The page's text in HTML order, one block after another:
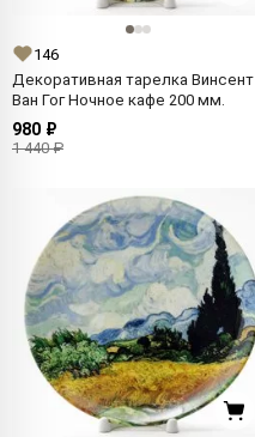
146
Декоративная тарелка Винсент
Ван Гог Ночное кафе 200 мм.
980 ₽
1 440 ₽